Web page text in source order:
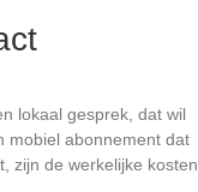
lokaal gesprek, dat wil
mobiel abonnement dat
zijn de werkelijke kosten